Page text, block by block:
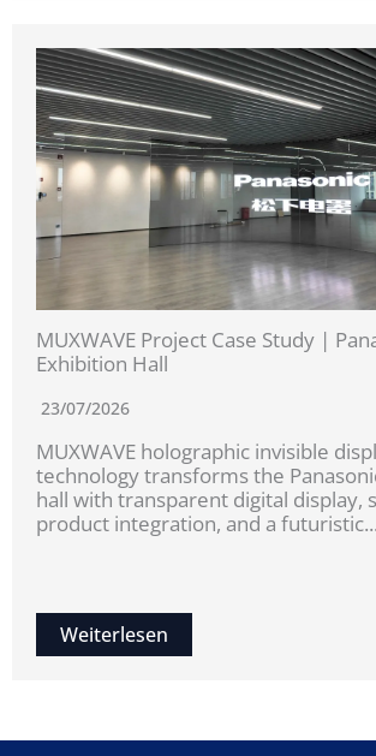
MUXWAVE Project Case Study |
Exhibition Hall
23/07/2026
MUXWAVE holographic invisible
technology transforms the
hall with transparent digital display,
product integration, and a futuristic...
Weiterlesen